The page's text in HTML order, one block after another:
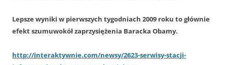
Lepsze wyniki w pierwszych tygodniach 2009 roku to głównie
efekt szumuwokół zaprzysiężenia Baracka Obamy.
http://interaktywnie.com/newsy/2623-serwisy-stacji-